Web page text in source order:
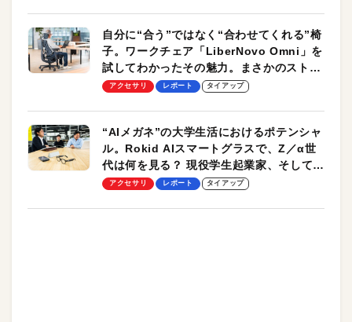
自分に“合う”ではなく“合わせてくれる”椅
子。ワークチェア「LiberNovo Omni」を
試してわかったその魅力。まさかのストレ
ッチ機能も搭載
アクセサリ レポート タイアップ
“AIメガネ”の大学生活におけるポテンシャ
ル。Rokid AIスマートグラスで、Z／α世
代は何を見る？ 現役学生起業家、そして教
授による体験会レポート【PR】
アクセサリ レポート タイアップ